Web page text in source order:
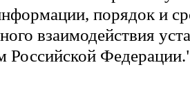
порядок и
взаимодействия
Российской